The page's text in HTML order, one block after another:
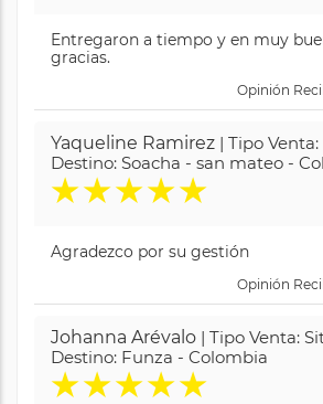
Entregaron a tiempo y en muy
gracias.
Opinión
Yaqueline Ramirez | Tipo
Destino: Soacha - san mateo -
★★★★★
Agradezco por su gestión
Opinión
Johanna Arévalo | Tipo Venta:
Destino: Funza - Colombia
★★★★★